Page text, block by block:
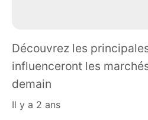
Découvrez les
influenceront les
demain
il y a 2 ans